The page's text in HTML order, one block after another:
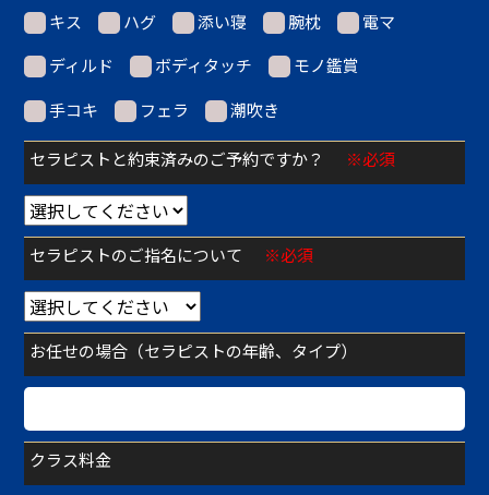
キス ハグ 添い寝 腕枕
電マ
ディルド
ボディタッチ
モノ鑑賞
手コキ
フェラ 潮吹き
セラピストと約束済みのご予約ですか？ ※必須
セラピストのご指名について ※必須
お任せの場合（セラピストの年齢、タイプ）
クラス料金